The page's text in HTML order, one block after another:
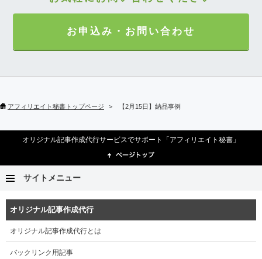
お申込み・お問い合わせ
アフィリエイト秘書トップページ 【2月15日】納品事例
オリジナル記事作成代行サービスでサポート「アフィリエイト秘書」
サイトメニュー
オリジナル記事作成代行
オリジナル記事作成代行とは
バックリンク用記事